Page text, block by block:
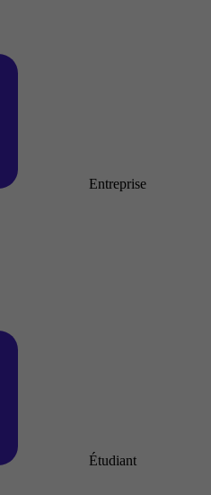
Entreprise
Étudiant